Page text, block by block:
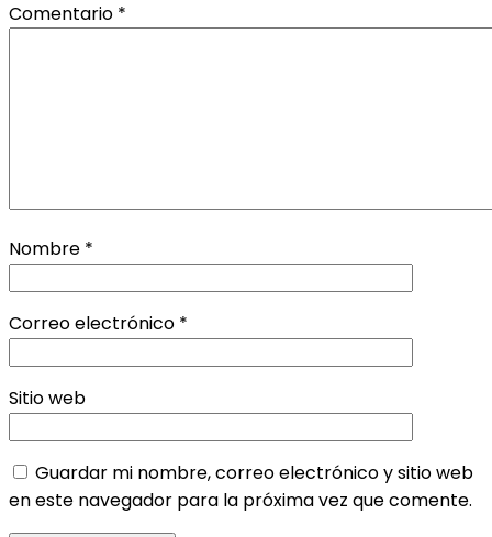
Comentario *
Nombre *
Correo electrónico *
Sitio web
Guardar mi nombre, correo electrónico y sitio web
en este navegador para la próxima vez que comente.